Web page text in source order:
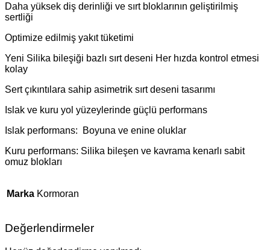
Daha yüksek diş derinliği ve sırt bloklarının geliştirilmiş
sertliği
Optimize edilmiş yakıt tüketimi
Yeni Silika bileşiği bazlı sırt deseni Her hızda kontrol etmesi
kolay
Sert çıkıntılara sahip asimetrik sırt deseni tasarımı
Islak ve kuru yol yüzeylerinde güçlü performans
Islak performans: Boyuna ve enine oluklar
Kuru performans: Silika bileşen ve kavrama kenarlı sabit
omuz blokları
Marka Kormoran
Değerlendirmeler